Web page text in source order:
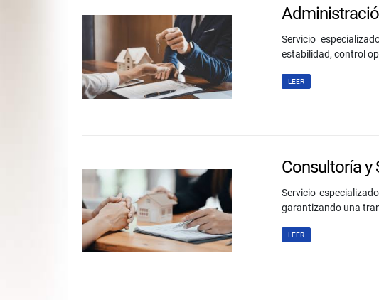
Servicio
estabilidad, control
LEER
Consultoría y
Servicio
garantizando una
LEER